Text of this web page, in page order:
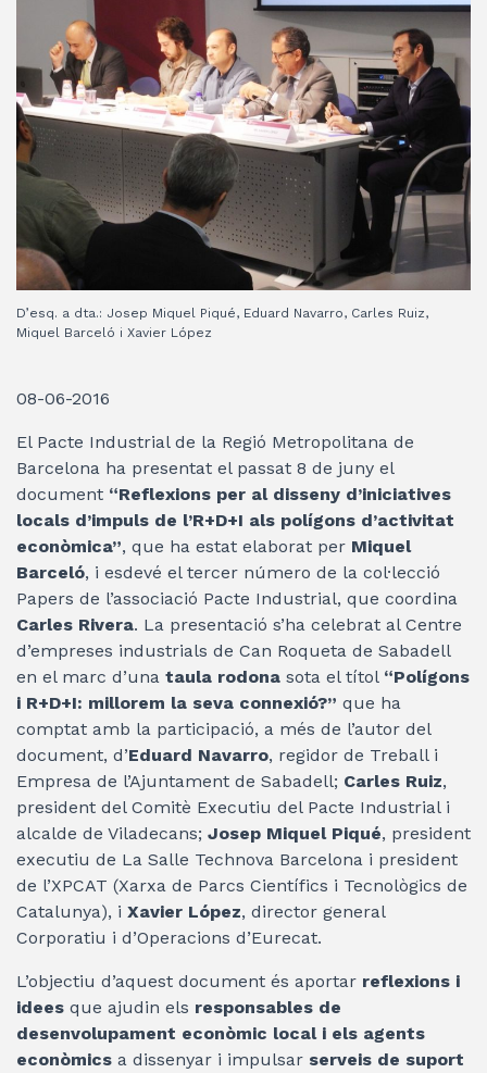
D’esq. a dta.: Josep Miquel Piqué, Eduard Navarro, Carles Ruiz,
Miquel Barceló i Xavier López
08-06-2016
El Pacte Industrial de la Regió Metropolitana de
Barcelona ha presentat el passat 8 de juny el
document “Reflexions per al disseny d’iniciatives
locals d’impuls de l’R+D+I als polígons d’activitat
econòmica”, que ha estat elaborat per Miquel
Barceló, i esdevé el tercer número de la col·lecció
Papers de l’associació Pacte Industrial, que coordina
Carles Rivera. La presentació s’ha celebrat al Centre
d’empreses industrials de Can Roqueta de Sabadell
en el marc d’una taula rodona sota el títol “Polígons
i R+D+I: millorem la seva connexió?” que ha
comptat amb la participació, a més de l’autor del
document, d’Eduard Navarro, regidor de Treball i
Empresa de l’Ajuntament de Sabadell; Carles Ruiz,
president del Comitè Executiu del Pacte Industrial i
alcalde de Viladecans; Josep Miquel Piqué, president
executiu de La Salle Technova Barcelona i president
de l’XPCAT (Xarxa de Parcs Científics i Tecnològics de
Catalunya), i Xavier López, director general
Corporatiu i d’Operacions d’Eurecat.
L’objectiu d’aquest document és aportar reflexions i
idees que ajudin els responsables de
desenvolupament econòmic local i els agents
econòmics a dissenyar i impulsar serveis de suport